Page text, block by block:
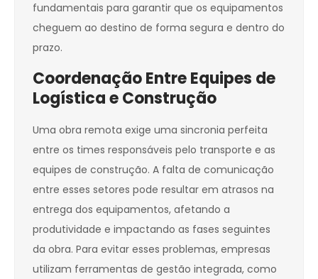
fundamentais para garantir que os equipamentos
cheguem ao destino de forma segura e dentro do
prazo.
Coordenação Entre Equipes de
Logística e Construção
Uma obra remota exige uma sincronia perfeita
entre os times responsáveis pelo transporte e as
equipes de construção. A falta de comunicação
entre esses setores pode resultar em atrasos na
entrega dos equipamentos, afetando a
produtividade e impactando as fases seguintes
da obra. Para evitar esses problemas, empresas
utilizam ferramentas de gestão integrada, como